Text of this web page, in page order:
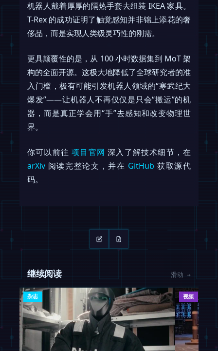
机器人戴着厚厚的隔热手套去组装 IKEA 家具。
T-Rex 的成功证明了触觉感知并非锦上添花的奢
侈品，而是实现人类级灵巧性的刚需。
更具颠覆性的是，从 100 小时数据集到 MoT 架
构的全面开源。这极大地降低了全球研究者的准
入门槛，极有可能引发机器人领域的“寒武纪大
爆发”——让机器人不再仅仅是只会“搬运”的机
器，而是真正学会用“手”去感知和改变物理世
界。
你可以前往项目官网 深入了解技术细节，在
arXiv 阅读完整论文，并在 GitHub 获取源代
码。
继续阅读 滑动 →
杂志 视频